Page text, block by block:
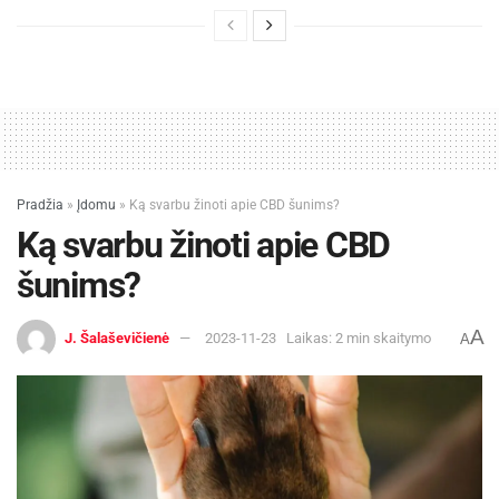
Pradžia » Įdomu » Ką svarbu žinoti apie CBD šunims?
Ką svarbu žinoti apie CBD
šunims?
J. Šalaševičienė 2023-11-23 Laikas: 2 min skaitymo AA